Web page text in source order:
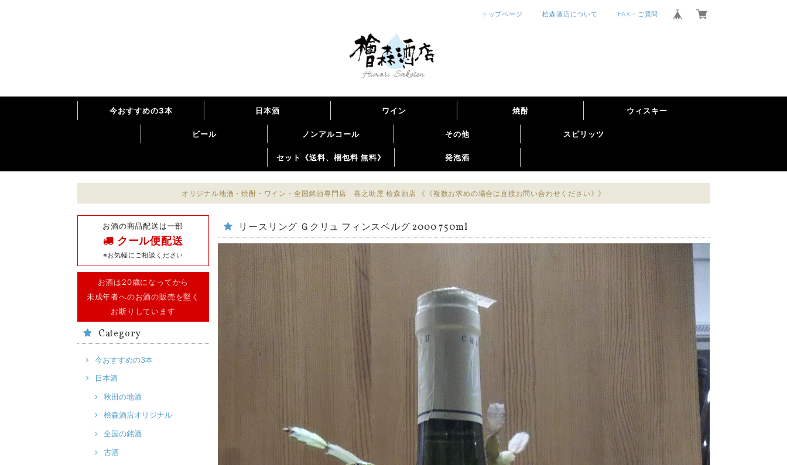
トップページ 桧森酒店について FAX・ご質問
今おすすめの3本 日本酒 ワイン 焼酎 ウィスキー
ビール ノンアルコール その他 スピリッツ
セット《送料、梱包料 無料》 発泡酒
オリジナル地酒・焼酎・ワイン・全国銘酒専門店 喜之助屋 桧森酒店 《《複数お求めの場合は直接お問い合わせください》》
お酒の商品配送は一部
クール便配送
※お気軽にご相談ください
お酒は20歳になってから
未成年者へのお酒の販売を堅く
お断りしています
Category
今おすすめの3本
日本酒
秋田の地酒
桧森酒店オリジナル
全国の銘酒
古酒
リースリング Ｇクリュ フィンスベルグ 2000 750ml